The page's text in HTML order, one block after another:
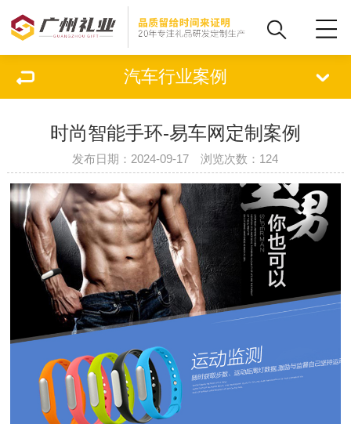
汽车行业案例
时尚智能手环-易车网定制案例
发布日期：2024-09-17 浏览次数： 124